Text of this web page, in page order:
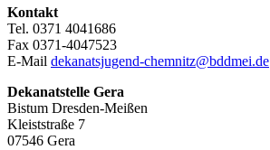
Kontakt
Tel. 0371 4041686
Fax 0371-4047523
E-Mail dekanatsjugend-chemnitz@bddmei.de
Dekanatstelle Gera
Bistum Dresden-Meißen
Kleiststraße 7
07546 Gera